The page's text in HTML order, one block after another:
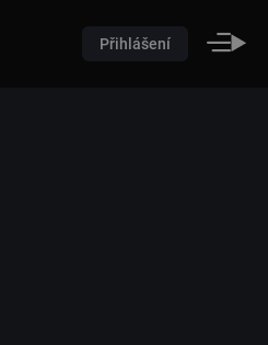
Přihlášení